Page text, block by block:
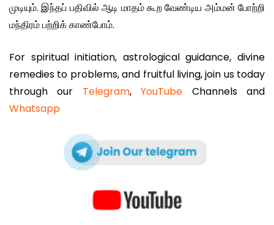
முடியும். இந்தப் பதிவில் ஆடி மாதம் கூற வேண்டிய அம்மன் போற்றி
மந்திரம் பற்றிக் காண்போம்.
For spiritual initiation, astrological guidance, divine
remedies to problems, and fruitful living, join us today
through our Telegram,YouTube Channels and
Whatsapp